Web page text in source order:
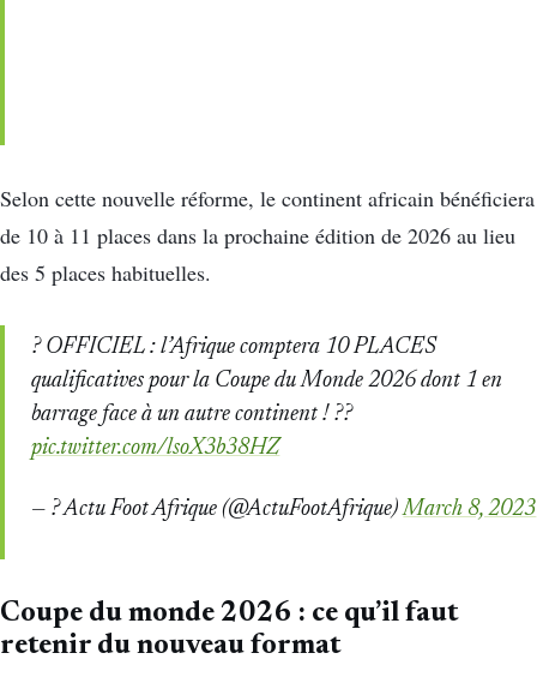
Selon cette nouvelle réforme, le continent africain bénéficiera
de 10 à 11 places dans la prochaine édition de 2026 au lieu
des 5 places habituelles.
? OFFICIEL : l’Afrique comptera 10 PLACES
qualificatives pour la Coupe du Monde 2026 dont 1 en
barrage face à un autre continent ! ??
pic.twitter.com/lsoX3b38HZ
— ? Actu Foot Afrique (@ActuFootAfrique)March 8, 2023
Coupe du monde 2026 : ce qu’il faut
retenir du nouveau format